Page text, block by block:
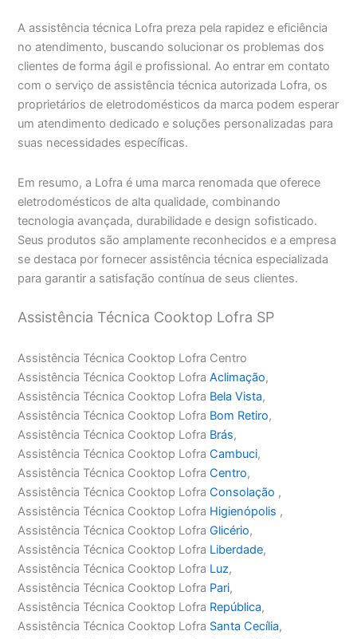
A assistência técnica Lofra preza pela rapidez e eficiência
no atendimento, buscando solucionar os problemas dos
clientes de forma ágil e profissional. Ao entrar em contato
com o serviço de assistência técnica autorizada Lofra, os
proprietários de eletrodomésticos da marca podem esperar
um atendimento dedicado e soluções personalizadas para
suas necessidades específicas.
Em resumo, a Lofra é uma marca renomada que oferece
eletrodomésticos de alta qualidade, combinando
tecnologia avançada, durabilidade e design sofisticado.
Seus produtos são amplamente reconhecidos e a empresa
se destaca por fornecer assistência técnica especializada
para garantir a satisfação contínua de seus clientes.
Assistência Técnica Cooktop Lofra SP
Assistência Técnica Cooktop Lofra Centro
Assistência Técnica Cooktop LofraAclimação,
Assistência Técnica Cooktop Lofra Bela Vista,
Assistência Técnica Cooktop Lofra Bom Retiro,
Assistência Técnica Cooktop Lofra Brás,
Assistência Técnica Cooktop LofraCambuci,
Assistência Técnica Cooktop LofraCentro,
Assistência Técnica Cooktop LofraConsolação ,
Assistência Técnica Cooktop Lofra Higienópolis ,
Assistência Técnica Cooktop LofraGlicério,
Assistência Técnica Cooktop Lofra Liberdade,
Assistência Técnica Cooktop Lofra Luz,
Assistência Técnica Cooktop Lofra Pari,
Assistência Técnica Cooktop Lofra República,
Assistência Técnica Cooktop Lofra Santa Cecília,